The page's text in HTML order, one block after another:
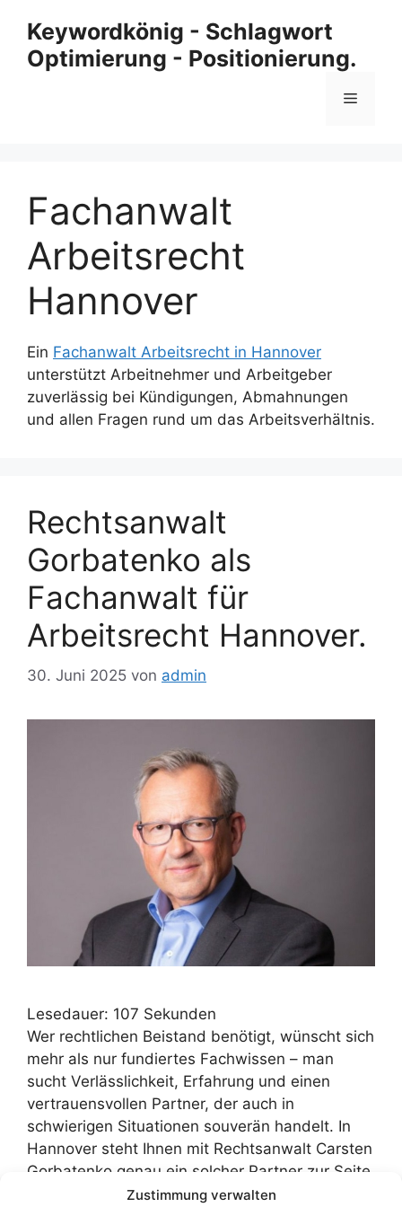
Zustimmung verwalten
Inhalt
springen
Keywordkönig - Schlagwort
Optimierung - Positionierung.
Menü
Fachanwalt
Arbeitsrecht
Hannover
Ein Fachanwalt Arbeitsrecht in Hannover
unterstützt Arbeitnehmer und Arbeitgeber
zuverlässig bei Kündigungen, Abmahnungen
und allen Fragen rund um das Arbeitsverhältnis.
Rechtsanwalt
Gorbatenko als
Fachanwalt für
Arbeitsrecht Hannover.
30. Juni 2025 von admin
Lesedauer: 107 Sekunden
Wer rechtlichen Beistand benötigt, wünscht sich
mehr als nur fundiertes Fachwissen – man
sucht Verlässlichkeit, Erfahrung und einen
vertrauensvollen Partner, der auch in
schwierigen Situationen souverän handelt. In
Hannover steht Ihnen mit Rechtsanwalt Carsten
Gorbatenko genau ein solcher Partner zur Seite.
Mit über 30 Jahren Berufserfahrung, zwei